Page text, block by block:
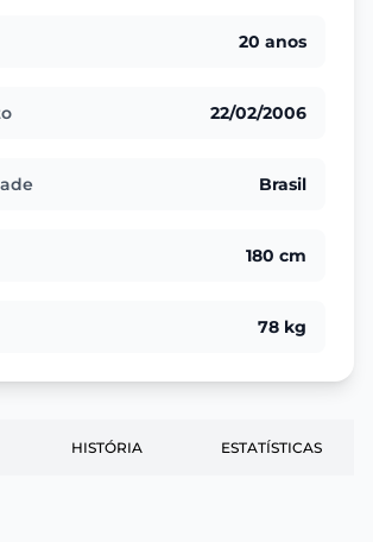
20 anos
22/02/2006
Brasil
180 cm
78 kg
HISTÓRIA ESTATÍSTICAS